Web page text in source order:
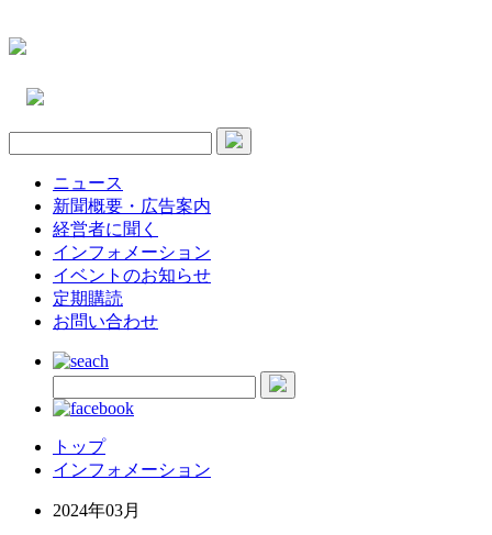
ニュース
新聞概要・広告案内
経営者に聞く
インフォメーション
イベントのお知らせ
定期購読
お問い合わせ
トップ
インフォメーション
2024年03月